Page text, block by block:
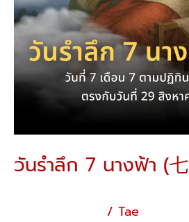
วันรำลึก 7 นางฟ้า (
/ Tae